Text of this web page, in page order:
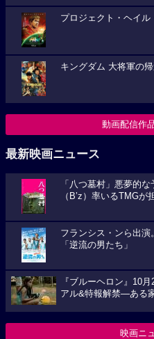
プロジェクト・ヘイル
キングダム 大将軍の
動画配信作
最新映画ニュース
「八つ墓村」悪夢的
（B’z）率いるTMGが
フランシス・ンら出
「逆流の男たち」
『ブルーヘロン』10
アル&特報解禁―ある
映画ニ